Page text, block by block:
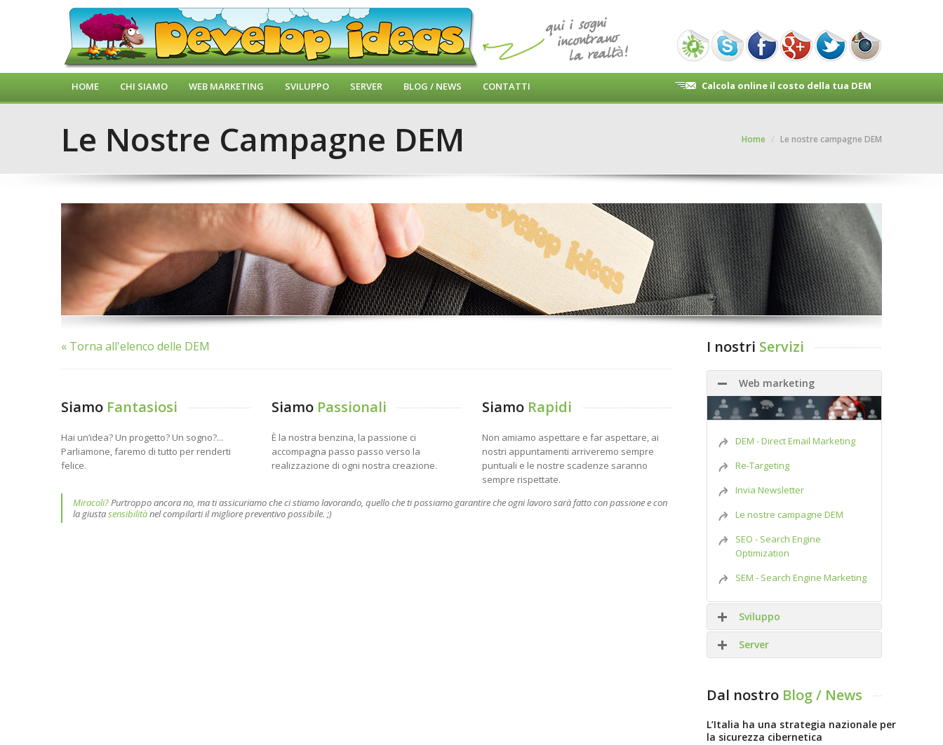
HOME CHI SIAMO WEB MARKETING SVILUPPO SERVER BLOG / NEWS CONTATTI Calcola online il costo della tua DEM
Le Nostre Campagne DEM Home / Le nostre campagne DEM
« Torna all'elenco delle DEM
Siamo Fantasiosi
Hai un’idea? Un progetto? Un sogno?...
Parliamone, faremo di tutto per renderti
felice.
Siamo Passionali
È la nostra benzina, la passione ci
accompagna passo passo verso la
realizzazione di ogni nostra creazione.
Siamo Rapidi
Non amiamo aspettare e far aspettare, ai
nostri appuntamenti arriveremo sempre
puntuali e le nostre scadenze saranno
sempre rispettate.
Miracoli?Purtroppo ancora no, ma ti assicuriamo che ci stiamo lavorando, quello che ti possiamo garantire che ogni lavoro sarà fatto con passione e con
la giustasensibilitànel compilarti il migliore preventivo possibile. ;)
I nostri Servizi
Web marketing
DEM - Direct Email Marketing
Re-Targeting
Invia Newsletter
Le nostre campagne DEM
SEO - Search Engine
Optimization
SEM - Search Engine Marketing
Sviluppo
APP Mobile
Realtà Aumentata
Server
SMTP
Hosting
Dal nostro Blog / News
L’Italia ha una strategia nazionale per
la sicurezza cibernetica